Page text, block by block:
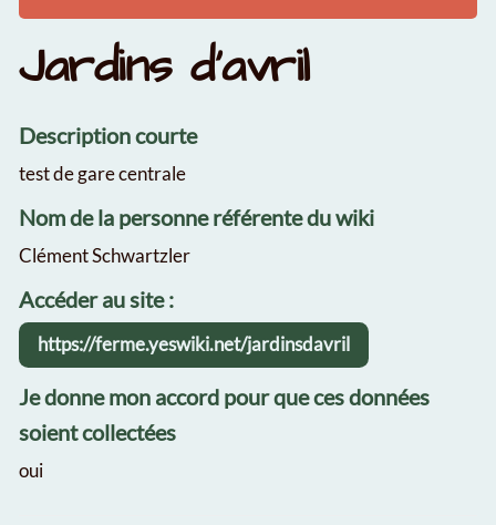
Jardins d'avril
Description courte
test de gare centrale
Nom de la personne référente du wiki
Clément Schwartzler
Accéder au site :
https://ferme.yeswiki.net/jardinsdavril
Je donne mon accord pour que ces données
soient collectées
oui